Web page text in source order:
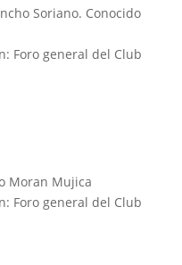
Soriano. Conocido
Foro general del Club
Moran Mujica
Foro general del Club